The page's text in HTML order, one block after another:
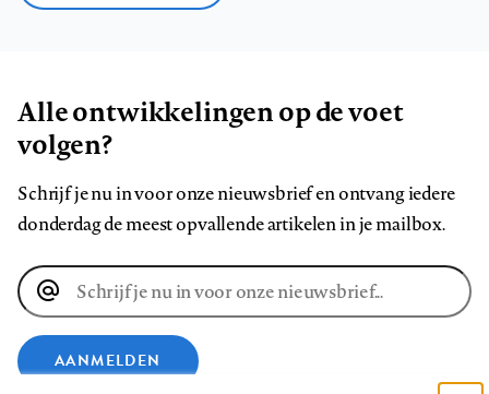
Alle ontwikkelingen op de voet
volgen?
Schrijf je nu in voor onze nieuwsbrief en ontvang iedere
donderdag de meest opvallende artikelen in je mailbox.
E-
mailadres
AANMELDEN